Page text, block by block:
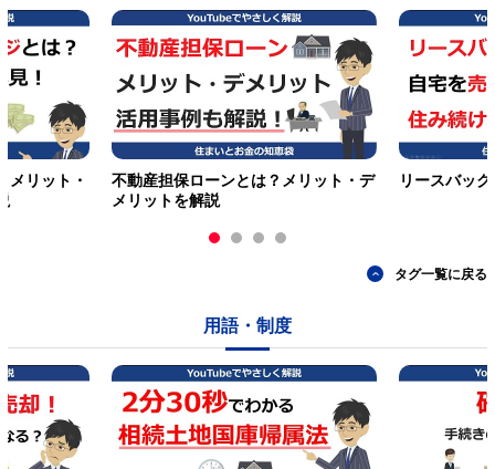
メリット・
不動産担保ローンとは？メリット・デ
メリットを解説
リースバッ
タグ一覧に戻る
用語・制度